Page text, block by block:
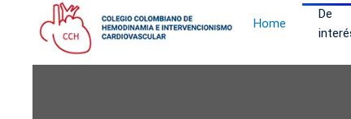
Skip to main content
Home
De